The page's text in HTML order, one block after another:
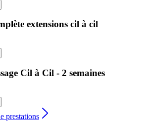
extensions cil à cil
Cil à Cil - 2 semaines
prestations